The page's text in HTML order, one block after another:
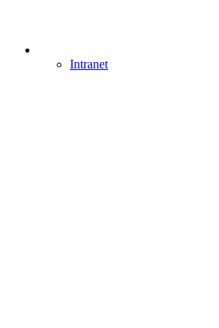
Intranet